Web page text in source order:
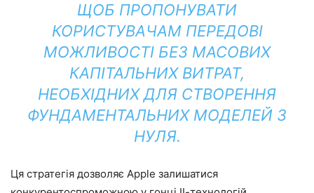
ЩОБ ПРОПОНУВАТИ
КОРИСТУВАЧАМ ПЕРЕДОВІ
МОЖЛИВОСТІ БЕЗ МАСОВИХ
КАПІТАЛЬНИХ ВИТРАТ,
НЕОБХІДНИХ ДЛЯ СТВОРЕННЯ
ФУНДАМЕНТАЛЬНИХ МОДЕЛЕЙ З
НУЛЯ.
Ця стратегія дозволяє Apple залишатися